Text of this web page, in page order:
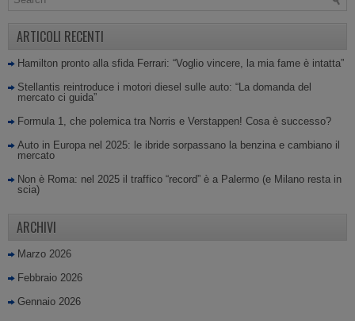
ARTICOLI RECENTI
Hamilton pronto alla sfida Ferrari: “Voglio vincere, la mia fame è intatta”
Stellantis reintroduce i motori diesel sulle auto: “La domanda del
mercato ci guida”
Formula 1, che polemica tra Norris e Verstappen! Cosa è successo?
Auto in Europa nel 2025: le ibride sorpassano la benzina e cambiano il
mercato
Non è Roma: nel 2025 il traffico “record” è a Palermo (e Milano resta in
scia)
ARCHIVI
Marzo 2026
Febbraio 2026
Gennaio 2026